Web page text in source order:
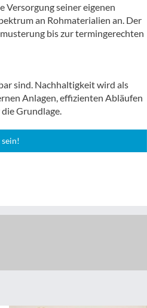
seiner eigenen
an Rohmaterialien an. Der
bis zur termingerechten
sind. Nachhaltigkeit wird als
Anlagen, effizienten Abläufen
Grundlage.